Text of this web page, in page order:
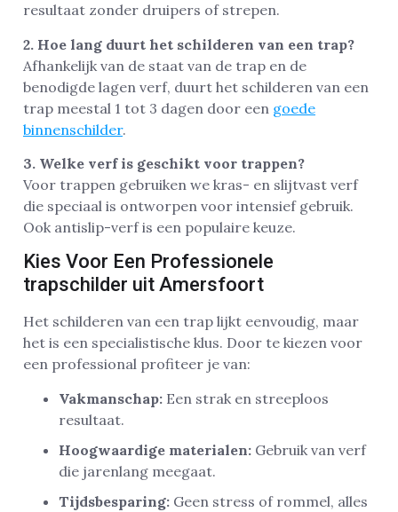
resultaat zonder druipers of strepen.
2. Hoe lang duurt het schilderen van een trap?
Afhankelijk van de staat van de trap en de
benodigde lagen verf, duurt het schilderen van een
trap meestal 1 tot 3 dagen door een goede
binnenschilder.
3. Welke verf is geschikt voor trappen?
Voor trappen gebruiken we kras- en slijtvast verf
die speciaal is ontworpen voor intensief gebruik.
Ook antislip-verf is een populaire keuze.
Kies Voor Een Professionele
trapschilder uit Amersfoort
Het schilderen van een trap lijkt eenvoudig, maar
het is een specialistische klus. Door te kiezen voor
een professional profiteer je van:
Vakmanschap: Een strak en streeploos
resultaat.
Hoogwaardige materialen: Gebruik van verf
die jarenlang meegaat.
Tijdsbesparing: Geen stress of rommel, alles